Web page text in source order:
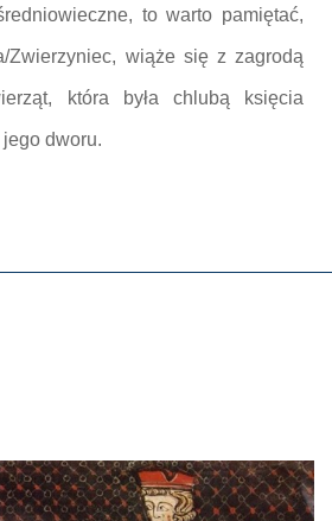
to warto pamiętać,
Zwierzyniec, wiąże się z zagrodą
która była chlubą księcia
jego dworu.